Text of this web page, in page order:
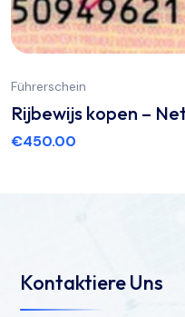
Führerschein
Rijbewijs kopen –
€450.00
Kontaktiere Uns